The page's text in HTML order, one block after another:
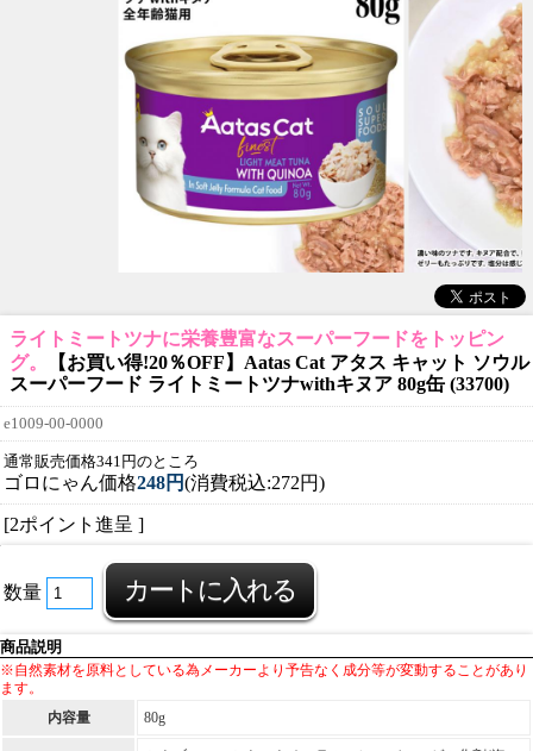
ライトミートツナに栄養豊富なスーパーフードをトッピン
グ。
【お買い得!20％OFF】Aatas Cat アタス キャット ソウル
スーパーフード ライトミートツナwithキヌア 80g缶 (33700)
e1009-00-0000
通常販売価格341円のところ
ゴロにゃん価格248円(消費税込:272円)
[2ポイント進呈 ]
数量
商品説明
※自然素材を原料としている為メーカーより予告なく成分等が変動することがあり
ます。
内容量
80g